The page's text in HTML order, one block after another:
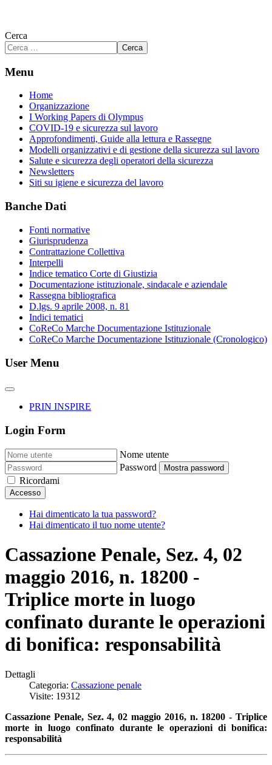
Cerca
Cerca
Menu
Home
Organizzazione
I Working Papers di Olympus
COVID-19 e sicurezza sul lavoro
Approfondimenti, Guide alla lettura e Rassegne
Modelli organizzativi e di gestione della sicurezza sul lavoro
Salute e sicurezza degli operatori della sicurezza
Newsletters
Siti su igiene e sicurezza del lavoro
Banche Dati
Fonti normative
Giurisprudenza
Contrattazione Collettiva
Interpelli
Indice tematico Corte di Giustizia
Documentazione istituzionale, sindacale e aziendale
Rassegna bibliografica
D.lgs. 9 aprile 2008, n. 81
Indici tematici
CoReCo Marche Documentazione Istituzionale
CoReCo Marche Documentazione Istituzionale (Cronologico)
User Menu
PRIN INSPIRE
Login Form
Nome utente
Password
Mostra password
Ricordami
Accesso
Hai dimenticato la tua password?
Hai dimenticato il tuo nome utente?
Cassazione Penale, Sez. 4, 02
maggio 2016, n. 18200 -
Triplice morte in luogo
confinato durante le operazioni
di bonifica: responsabilità
Dettagli
Categoria: Cassazione penale
Visite: 19312
Cassazione Penale, Sez. 4, 02 maggio 2016, n. 18200 - Triplice
morte in luogo confinato durante le operazioni di bonifica:
responsabilità